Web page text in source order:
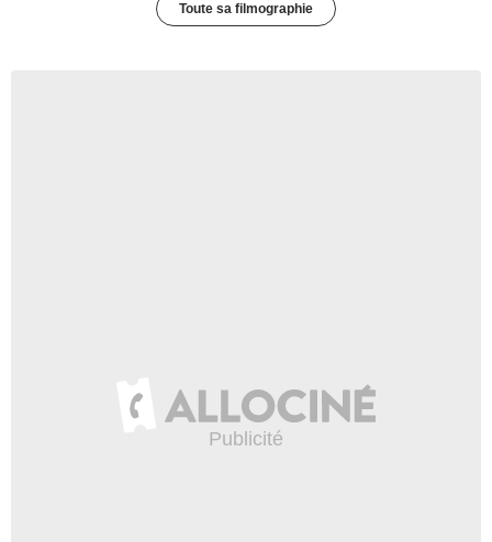
Toute sa filmographie